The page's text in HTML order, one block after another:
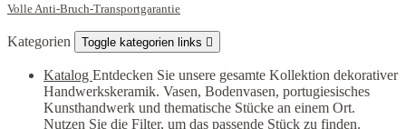
Volle Anti-Bruch-Transportgarantie
Kategorien Toggle kategorien links 
Katalog Entdecken Sie unsere gesamte Kollektion dekorativer
Handwerkskeramik. Vasen, Bodenvasen, portugiesisches
Kunsthandwerk und thematische Stücke an einem Ort.
Nutzen Sie die Filter, um das passende Stück zu finden.